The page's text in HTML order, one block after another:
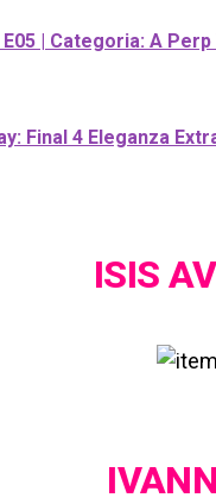
E05 | Categoria: A
Final 4 Eleganza
ISIS